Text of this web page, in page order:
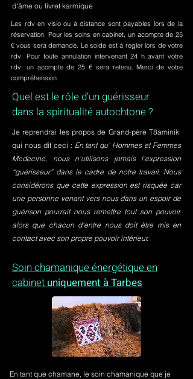
d'âme ou livret karmique
Les rdv en visio ou à distance sont payables lors de la
réservation. Pour les soins en cabinet, un acompte de 25
€ vous sera demandé. Le solde est à régler lors de votre
rdv. Pour toute annulation intervenant 24 h avant votre
rdv, un acompte de 25 € sera retenu. Merci de votre
compréhension
Quel est le rôle d'un guérisseur
dans la spiritualité autochtone ?
Je reprendrai les propos de Grand-père T8aminik
qui nous dit ceci : En tant qu' Hommes et Femmes
Medecine, nous n'utilisons jamais l’expression
“guérisseur” dans le cadre de notre travail. Nous
considérons que cette expression est risquée car
une personne venant vers nous dans un espoir de
guérison pourrait nous remettre tout son pouvoir,
alors que chacun d’entre nous doit être mis en
contact avec son propre pouvoir intérieur.
Soin chamanique énergétique en
cabinet uniquement à Tarbes
En tant que chamane, le soin chamanique que je